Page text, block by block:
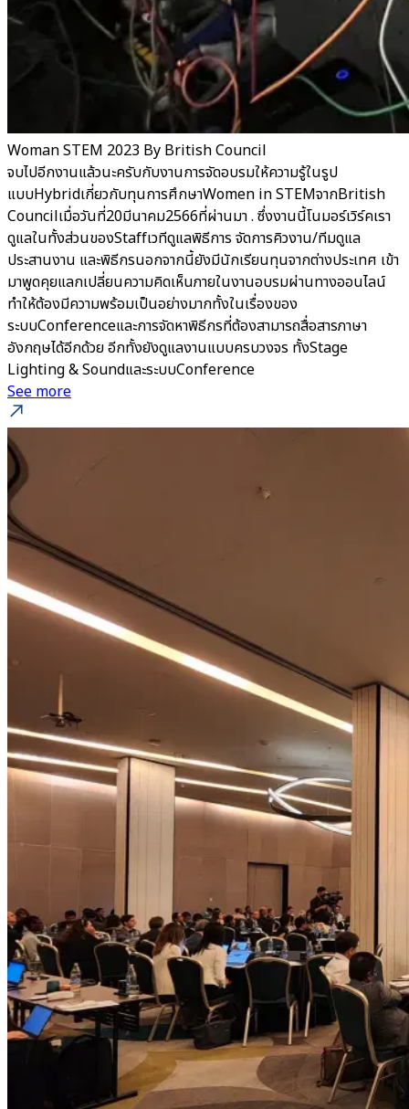
Woman STEM 2023 By British Council
จบไปอีกงานแล้วนะครับกับงานการจัดอบรมให้ความรู้ในรูป
แบบHybridเกี่ยวกับทุนการศึกษาWomen in STEMจากBritish
Councilเมื่อวันที่20มีนาคม2566ที่ผ่านมา . ซึ่งงานนี้โนมอร์เวิร์คเรา
ดูแลในทั้งส่วนของStaffเวทีดูแลพิธีการ จัดการคิวงาน/ทีมดูแล
ประสานงาน และพิธีกรนอกจากนี้ยังมีนักเรียนทุนจากต่างประเทศ เข้า
มาพูดคุยแลกเปลี่ยนความคิดเห็นภายในงานอบรมผ่านทางออนไลน์
ทำให้ต้องมีความพร้อมเป็นอย่างมากทั้งในเรื่องของ
ระบบConferenceและการจัดหาพิธีกรที่ต้องสามารถสื่อสารภาษา
อังกฤษได้อีกด้วย อีกทั้งยังดูแลงานแบบครบวงจร ทั้งStage
Lighting & SoundและระบบConference
See more